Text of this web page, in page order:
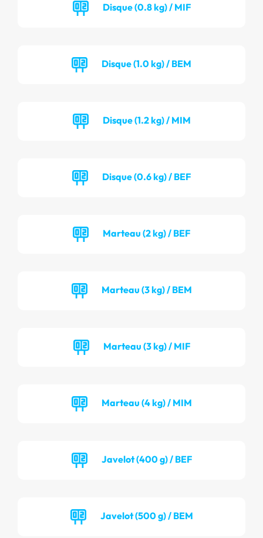
Disque (0.8 kg) / MIF
Disque (1.0 kg) / BEM
Disque (1.2 kg) / MIM
Disque (0.6 kg) / BEF
Marteau (2 kg) / BEF
Marteau (3 kg) / BEM
Marteau (3 kg) / MIF
Marteau (4 kg) / MIM
Javelot (400 g) / BEF
Javelot (500 g) / BEM